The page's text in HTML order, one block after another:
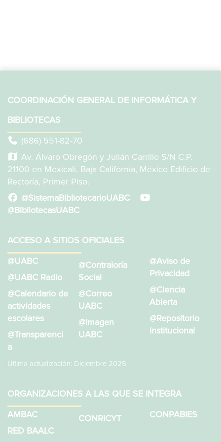
COORDINACIÓN GENERAL DE INFORMÁTICA Y
BIBLIOTECAS
(686) 551-82-70
Av. Álvaro Obregón y Julián Carrillo S/N C.P.
21100 en Mexicali, Baja California, México Edificio de
Rectoría, Primer Piso.
@SistemaBibliotecarioUABC
@BibliotecasUABC
ACCESO A SITIOS OFICIALES
@UABC
@UABC Radio
@Calendario de
actividades
escolares
@Transparenci
a
@Contraloría
Social
@Correo
UABC
@Imagen
UABC
@Aviso de
Privacidad
@Ciencia
Abierta
@Repositorio
Institucional
Última actualización: Diciembre 2025
ORGANIZACIONES A LAS QUE SE INTEGRA
AMBAC
RED BAALC
CONRICYT CONPABIES